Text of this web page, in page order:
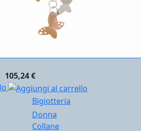
105,24 €
Bigiotteria
Donna
Collane